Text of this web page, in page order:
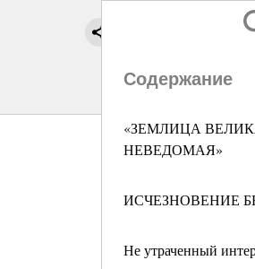
Содержание
«ЗЕМЛИЦА
НЕВЕДОМАЯ»
ИСЧЕЗНОВЕНИЕ
Не утраченный